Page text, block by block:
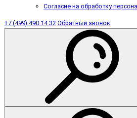
Согласие на обработку
+7 (499) 490 14 32 Обратный звонок